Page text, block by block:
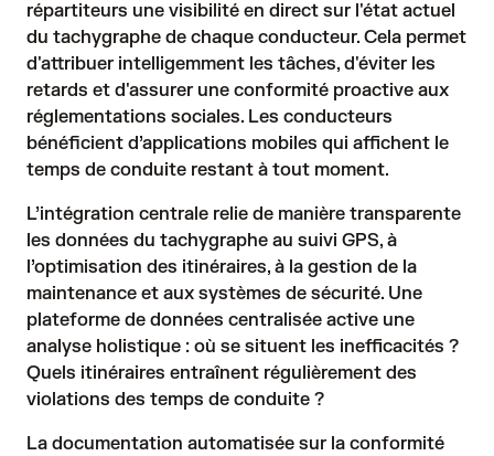
répartiteurs une visibilité en direct sur l'état actuel
du tachygraphe de chaque conducteur. Cela permet
d'attribuer intelligemment les tâches, d'éviter les
retards et d'assurer une conformité proactive aux
réglementations sociales. Les conducteurs
bénéficient d’applications mobiles qui affichent le
temps de conduite restant à tout moment.
L’intégration centrale relie de manière transparente
les données du tachygraphe au suivi GPS, à
l’optimisation des itinéraires, à la gestion de la
maintenance et aux systèmes de sécurité. Une
plateforme de données centralisée active une
analyse holistique : où se situent les inefficacités ?
Quels itinéraires entraînent régulièrement des
violations des temps de conduite ?
La documentation automatisée sur la conformité